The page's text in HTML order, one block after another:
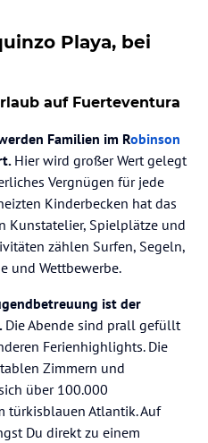
Playa, bei
auf Fuerteventura
Familien im Robinson
Hier wird großer Wert gelegt
Vergnügen für jede
Kinderbecken hat das
Kunstatelier, Spielplätze und
zählen Surfen, Segeln,
und Wettbewerbe.
ist der
Die Abende sind prall gefüllt
Ferienhighlights. Die
Zimmern und
über 100.000
türkisblauen Atlantik. Auf
Du direkt zu einem